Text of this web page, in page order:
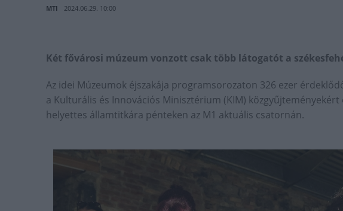
MTI 2024.06.29. 10:00
Két fővárosi múzeum vonzott csak több látogatót a
Az idei Múzeumok éjszakája programsorozaton 326 ezer
a Kulturális és Innovációs Minisztérium (KIM)
helyettes államtitkára pénteken az M1 aktuális csatornán.